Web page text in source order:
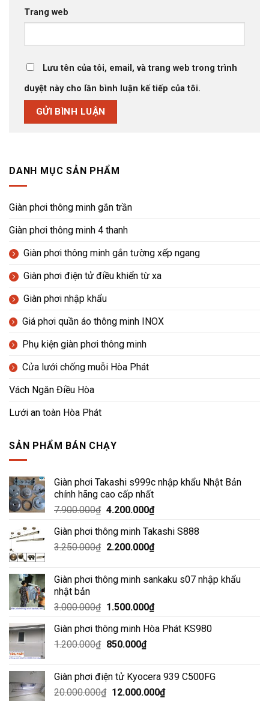
DANH MỤC SẢN PHẨM
Giàn phơi thông minh gắn trần
Giàn phơi thông minh 4 thanh
Giàn phơi thông minh gắn tường xếp ngang
Giàn phơi điện tử điều khiển từ xa
Giàn phơi nhập khẩu
Giá phơi quần áo thông minh INOX
Phụ kiện giàn phơi thông minh
Cửa lưới chống muỗi Hòa Phát
Vách Ngăn Điều Hòa
Lưới an toàn Hòa Phát
SẢN PHẨM BÁN CHẠY
Giàn phơi Takashi s999c nhập khẩu Nhật Bản
chính hãng cao cấp nhất
7.900.000₫ Giá
là:
7.900.000₫.
4.200.000₫Giá
tại
là:
Giàn phơi thông minh Takashi S888
3.250.000₫ Giá
3.250.000₫.
2.200.000₫Giá
là:
Giàn phơi thông minh sankaku s07 nhập khẩu
nhật bản
3.000.000₫ Giá
là:
3.000.000₫.
1.500.000₫Giá
tại
Giàn phơi thông minh Hòa Phát KS980
1.200.000₫ Giá
1.200.000₫.
850.000₫Giá
là:
850.000₫.
Giàn phơi điện tử Kyocera 939 C500FG
20.000.000₫ Giá
12.000.000₫Giá
Trang web
Lưu tên của tôi, email, và trang web trong trình
duyệt này cho lần bình luận kế tiếp của tôi.